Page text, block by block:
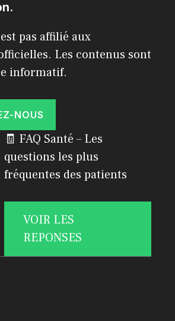
pas affilié aux
Les contenus sont
informatif.
NOUS
🧾 FAQ Santé – Les
questions les plus
fréquentes des patients
VOIR LES
REPONSES